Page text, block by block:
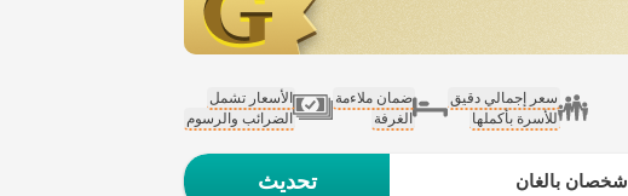
سعر إجمالي دقيق
للأسرة بأكملها
ضمان ملاءمة
الغرفة
الأسعار تشمل
الضرائب والرسوم
شخصان بالغان تحديث